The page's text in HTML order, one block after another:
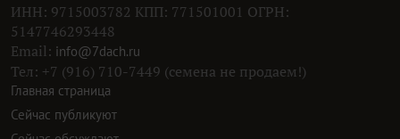
ИНН: 9715003782 КПП: 771501001 ОГРН:
5147746293448
Email: info@7dach.ru
Тел: +7 (916) 710-7449 (семена не продаем!)
Главная страница
Сейчас публикуют